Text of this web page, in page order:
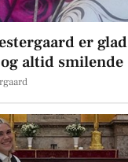
er glad
altid smilende